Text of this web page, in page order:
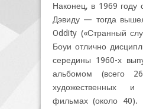
Наконец, в 1969 году
Дэвиду — тогда
Oddity («Странный
Боуи отлично
середины 1960-х
альбомом (всего
художественных и
фильмах (около